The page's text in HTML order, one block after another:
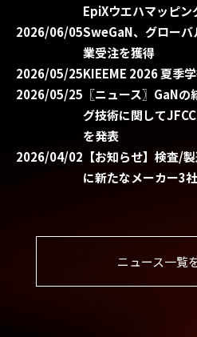
EpiXウエハマッピン
2026/06/05SweGaN、グロー
業受注を獲得
2026/05/25KIEEME 2026 夏季
2026/05/25 〖ニュース〗GaN
グ技術に関して
を発表
2026/04/02 【お知らせ】検査/
に新たなメーカー3
ニュース一覧